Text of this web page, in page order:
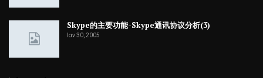
Skype的主要功能-Skype通讯协议分析(3)
Ιαν 30, 2005